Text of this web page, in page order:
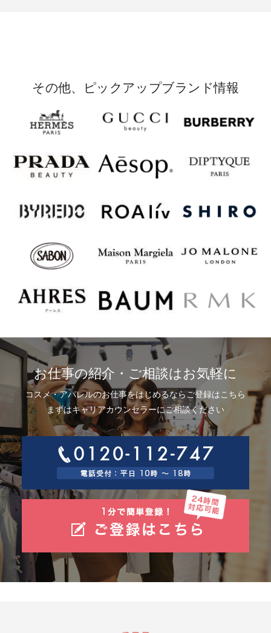
その他、ピックアップブランド情報
お仕事の紹介・ご相談はお気軽に
コスメ・アパレルのお仕事をはじめるならご登録はこちら
まずはキャリアカウンセラーにご相談ください